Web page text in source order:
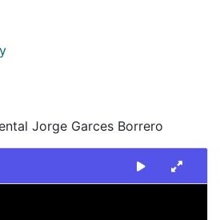
Jorge Garces Borrero